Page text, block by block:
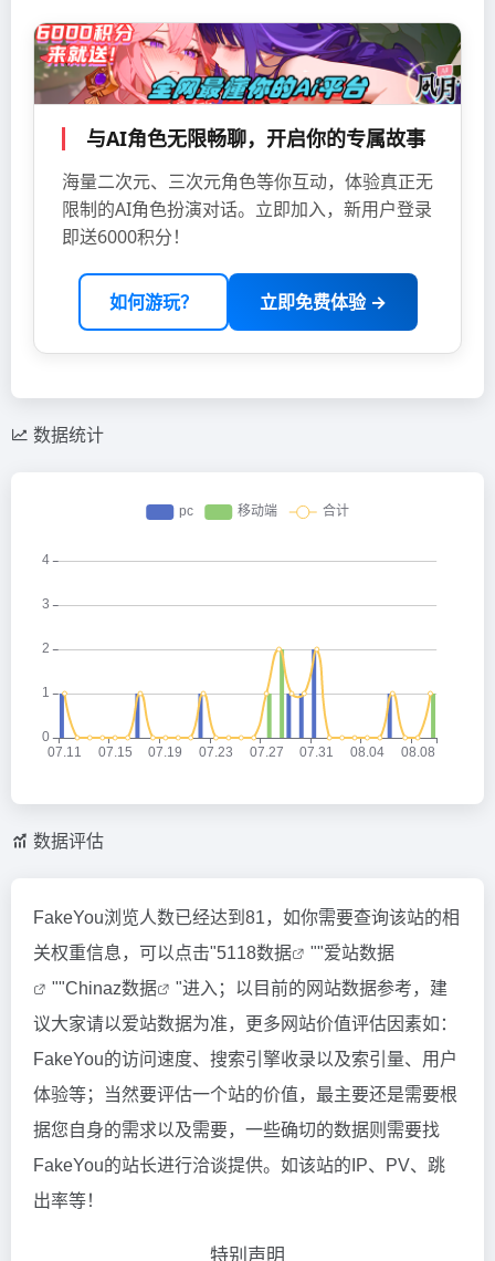
与AI角色无限畅聊，开启你的专属故事
海量二次元、三次元角色等你互动，体验真正无
限制的AI角色扮演对话。立即加入，新用户登录
即送6000积分！
如何游玩？ 立即免费体验 →
数据统计
数据评估
FakeYou浏览人数已经达到81，如你需要查询该站的相
关权重信息，可以点击"5118数据 ""爱站数据
""Chinaz数据
"进入；以目前的网站数据参考，建
议大家请以爱站数据为准，更多网站价值评估因素如：
FakeYou的访问速度、搜索引擎收录以及索引量、用户
体验等；当然要评估一个站的价值，最主要还是需要根
据您自身的需求以及需要，一些确切的数据则需要找
FakeYou的站长进行洽谈提供。如该站的IP、PV、跳
出率等！
特别声明